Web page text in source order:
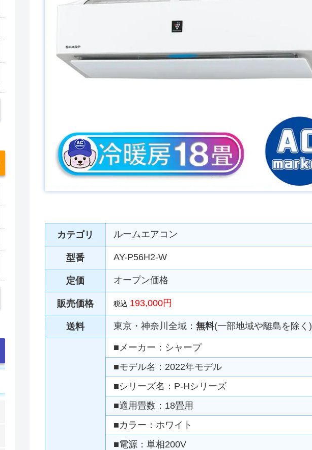
カテゴリ ルームエアコン
型番 AY-P56H2-W
定価 オープン価格
販売価格 税込 193,000円
送料 東京・神奈川全域： 無料(一部地域や離島を除く)
■メーカー：シャープ
■モデル名：2022年モデル
■シリーズ名：P-Hシリーズ
■適用畳数：18畳用
■カラー：ホワイト
■電源：単相200V